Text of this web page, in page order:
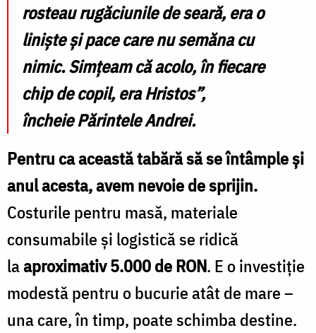
rosteau rugăciunile de seară, era o
liniște și pace care nu semăna cu
nimic. Simțeam că acolo, în fiecare
chip de copil, era Hristos”,
încheiePărintele Andrei.
Pentru ca această tabără să se întâmple și
anul acesta, avem nevoie de sprijin.
Costurile pentru masă, materiale
consumabile și logistică se ridică
laaproximativ 5.000 de RON. E o investiție
modestă pentru o bucurie atât de mare –
una care, în timp, poate schimba destine.